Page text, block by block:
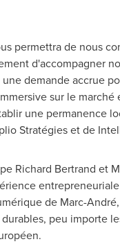
permettra de nous
d'accompagner
demande accrue
sur le marché
une permanence
Stratégies et de
Richard Bertrand et
de Marc-
peu importe